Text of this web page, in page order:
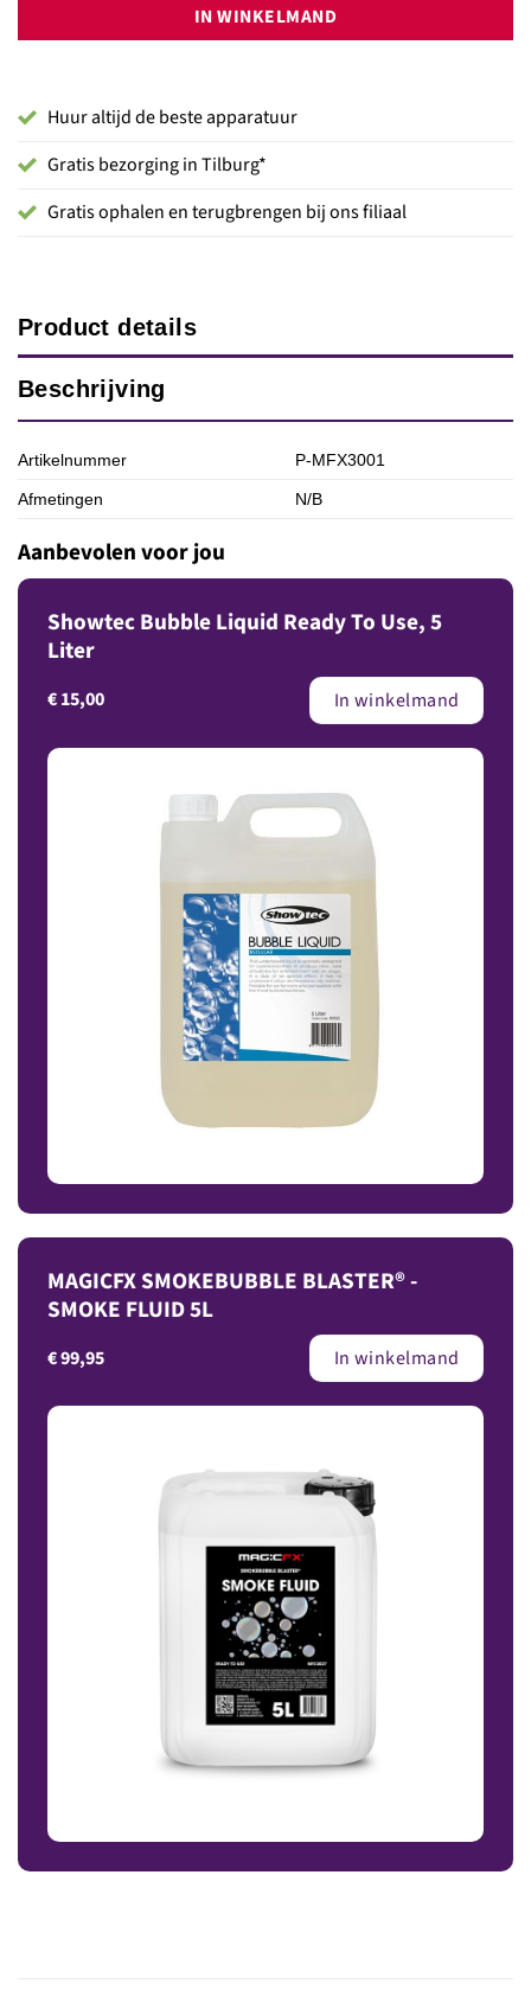
IN WINKELMAND
Huur altijd de beste apparatuur
Gratis bezorging in Tilburg*
Gratis ophalen en terugbrengen bij ons filiaal
Product details
Beschrijving
Artikelnummer P-MFX3001
Afmetingen N/B
Aanbevolen voor jou
Showtec Bubble Liquid Ready To Use, 5
Liter
€15,00 In winkelmand
MAGICFX SMOKEBUBBLE BLASTER® -
SMOKE FLUID 5L
€99,95 In winkelmand